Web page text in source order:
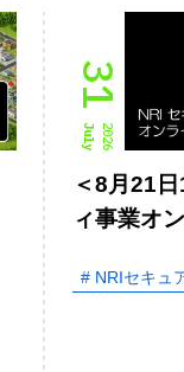
31
2026
July
＜8月21
ィ事業オ
# NRIセキュ